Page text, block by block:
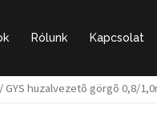
Rólunk Kapcsolat
/ GYS huzalvezetõ görgõ 0,8/